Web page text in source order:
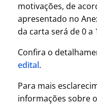
motivações, de
apresentado no
da carta será de 0 a
Confira o
edital.
Para mais
informações sobre